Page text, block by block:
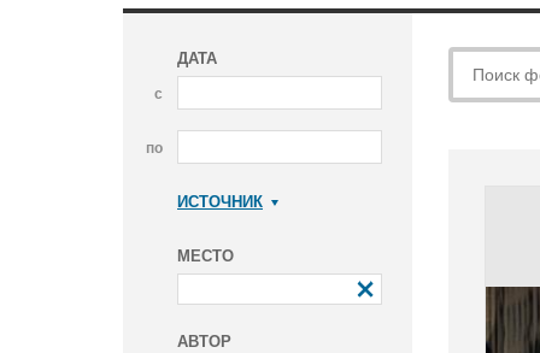
ДАТА
с
по
ИСТОЧНИК
МЕСТО
АВТОР